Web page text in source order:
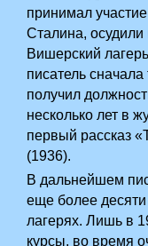
принимал
Сталина, осудили
Вишерский
писатель
получил
несколько лет в
первый рассказ
(1936).
В дальнейшем
еще более
лагерях. Лишь в
курсы, во время